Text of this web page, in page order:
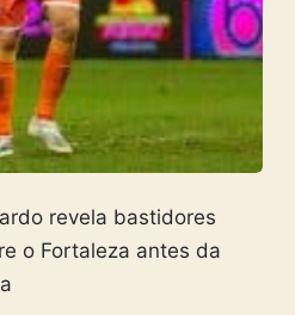
revela bastidores
o Fortaleza antes da